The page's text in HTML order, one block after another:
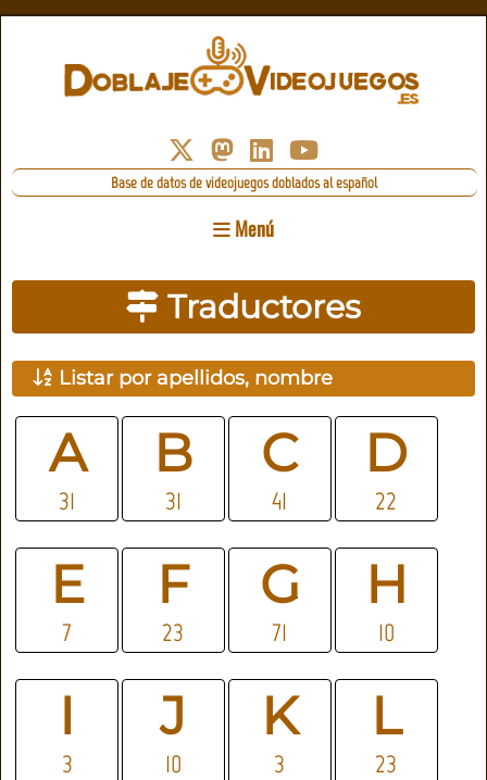
Base de datos de videojuegos doblados al español
Menú
Traductores
Listar por apellidos, nombre
A
31
B
31
C
41
D
22
E
7
F
23
G
71
H
10
I
3
J
10
K
3
L
23